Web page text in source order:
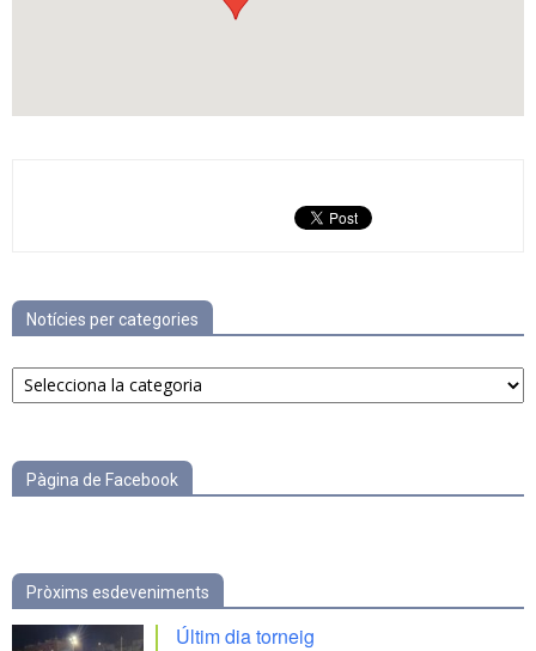
Notícies per categories
Notícies
per
Pàgina de Facebook
Pròxims esdeveniments
Últim dia torneig